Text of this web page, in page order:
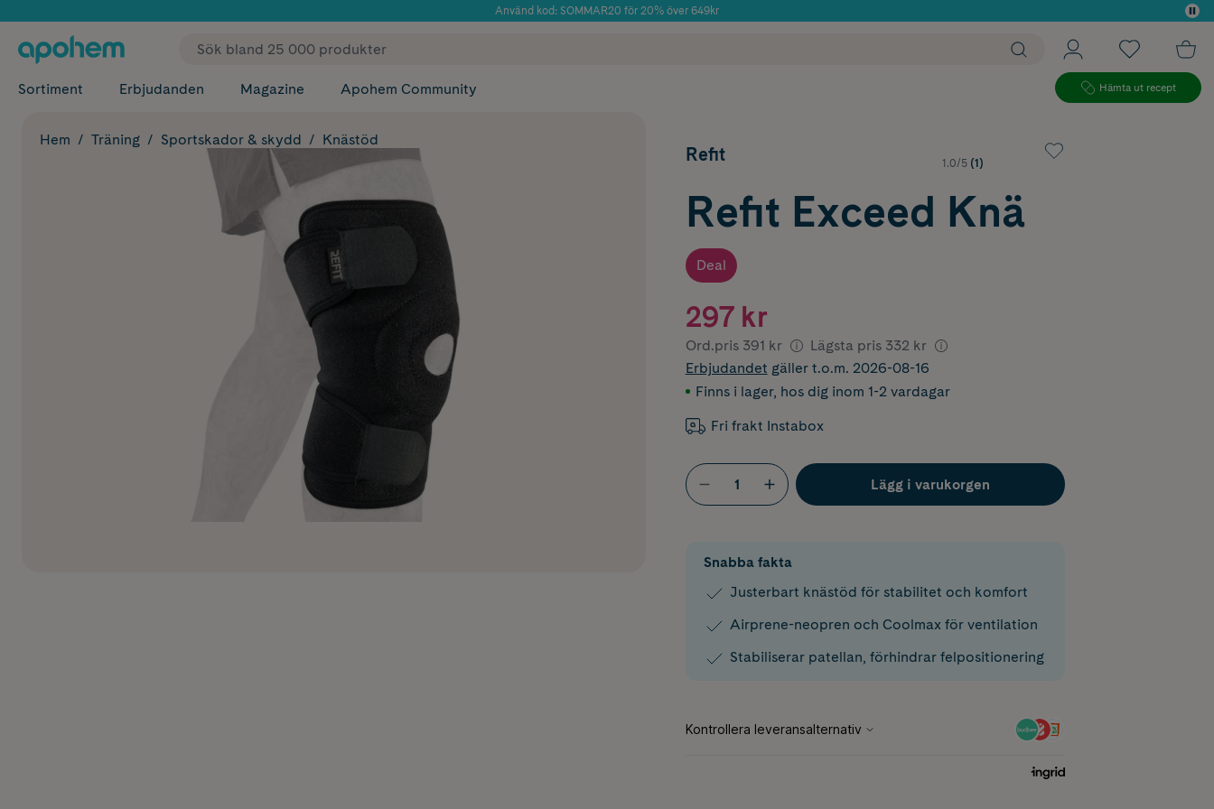
Använd kod: SOMMAR20 för 20% över 649kr
✓ Fri frakt
Sortiment Erbjudanden Magazine Apohem Community Hämta ut recept
Hem Träning Sportskador & skydd Knästöd
Refit 1.0/5 (1)
Refit Exceed Knä
Deal
297 kr
Ord.pris 391 kr Lägsta pris 332 kr
Erbjudandet gäller t.o.m. 2026-08-16
Finns i lager, hos dig inom 1-2 vardagar
Fri frakt Instabox
Lägg i varukorgen
Snabba fakta
Justerbart knästöd för stabilitet och komfort
Airprene-neopren och Coolmax för ventilation
Stabiliserar patellan, förhindrar felpositionering